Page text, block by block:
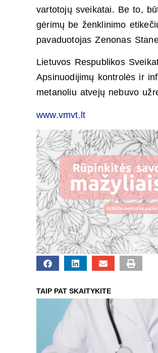
vartotojų sveikatai. Be to,
gėrimų be ženklinimo
pavaduotojas Zenonas
Lietuvos Respublikos
Apsinuodijimų kontrolės ir
metanoliu atvejų nebuvo
www.vmvt.lt
TAIP PAT SKAITYKITE